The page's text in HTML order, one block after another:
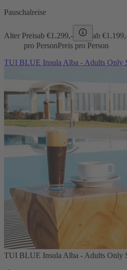
Pauschalreise
Alter Preisab €1.299,- ab €
pro PersonPreis pro Person
TUI BLUE Insula Alba - Adults Only
TUI BLUE Insula Alba - Adults Only